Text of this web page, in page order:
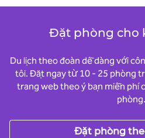
Đặt phòng cho
Du lịch theo đoàn dễ dàng với
tôi. Đặt ngay từ 10 - 25 phòng
trang web theo ý bạn miễn phí
phòng.
Đặt phòng